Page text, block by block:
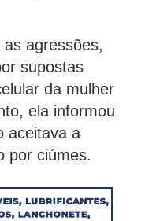
agressões,
supostas
da mulher
ela informou
aceitava a
por ciúmes.